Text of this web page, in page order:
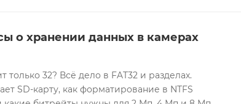
о хранении данных в камерах
только 32? Всё дело в FAT32 и разделах.
SD-карту, как форматирование в NTFS